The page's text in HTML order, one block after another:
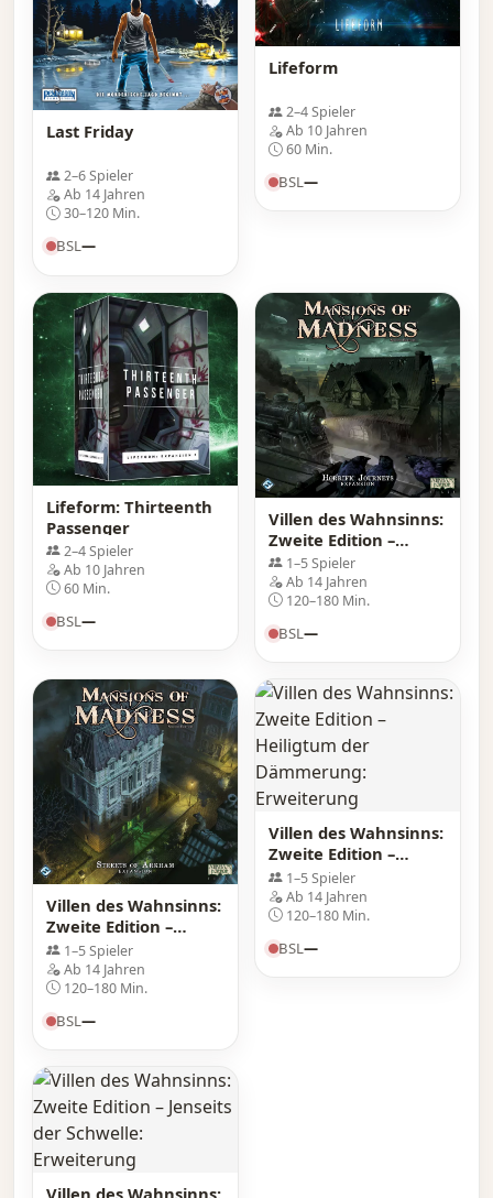
Last Friday
2–6 Spieler
Ab 14 Jahren
30–120 Min.
BSL—
Lifeform
2–4 Spieler
Ab 10 Jahren
60 Min.
BSL—
Lifeform: Thirteenth
Passenger
2–4 Spieler
Ab 10 Jahren
60 Min.
BSL—
Villen des Wahnsinns:
Zweite Edition –
Grauenvolle Reisen:
Erweiterung
1–5 Spieler
Ab 14 Jahren
120–180 Min.
BSL—
Villen des Wahnsinns:
Zweite Edition –
Straßen von Arkham:
Erweiterung
1–5 Spieler
Ab 14 Jahren
120–180 Min.
BSL —
Villen des Wahnsinns:
Zweite Edition –
Heiligtum der
Dämmerung:
Erweiterung
1–5 Spieler
Ab 14 Jahren
120–180 Min.
BSL —